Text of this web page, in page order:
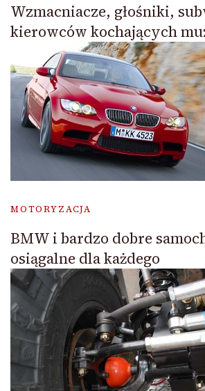
Wzmacniacze, głośniki,
kierowców kochających
MOTORYZACJA
BMW i bardzo dobre
osiągalne dla każdego